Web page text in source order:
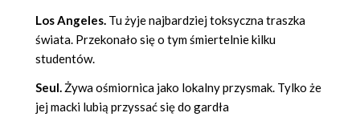
Los Angeles. Tu żyje najbardziej toksyczna traszka
świata. Przekonało się o tym śmiertelnie kilku
studentów.
Seul. Żywa ośmiornica jako lokalny przysmak. Tylko że
jej macki lubią przyssać się do gardła